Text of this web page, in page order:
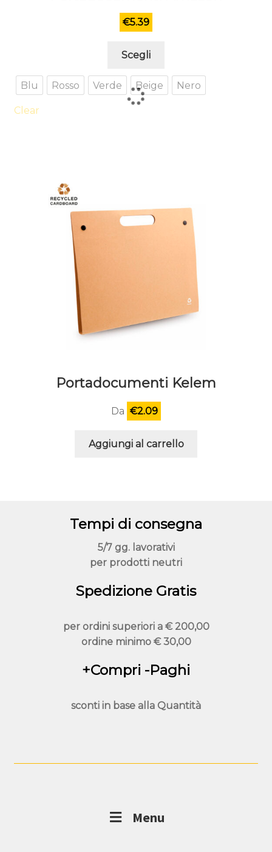
€5.39
Scegli
ha
più
pagina
prodotto
Blu Rosso Verde Beige Nero
Clear
Portadocumenti Kelem
Da €2.09
Aggiungi al carrello
Tempi di consegna
5/7 gg. lavorativi
per prodotti neutri
Spedizione Gratis
per ordini superiori a € 200,00
ordine minimo€ 30,00
+Compri -Paghi
sconti in base alla Quantità
Menu